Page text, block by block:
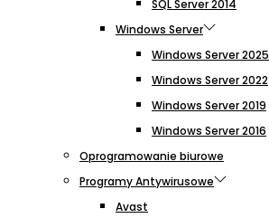
SQL Server 2014
Windows Server
Windows Server 2025
Windows Server 2022
Windows Server 2019
Windows Server 2016
Oprogramowanie biurowe
Programy Antywirusowe
Avast